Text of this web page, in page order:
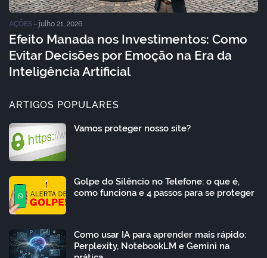
AÇÕES - julho 21, 2026
Efeito Manada nos Investimentos: Como
Evitar Decisões por Emoção na Era da
Inteligência Artificial
ARTIGOS POPULARES
Vamos proteger nosso site?
Golpe do Silêncio no Telefone: o que é,
como funciona e 4 passos para se proteger
Como usar IA para aprender mais rápido:
Perplexity, NotebookLM e Gemini na